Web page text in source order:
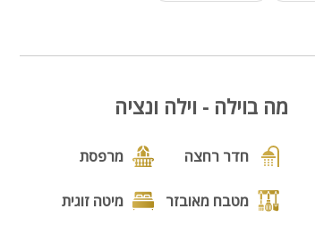
מה בוילה - וילה ונציה
חדר רחצה מרפסת
מטבח מאובזר מיטה זוגית